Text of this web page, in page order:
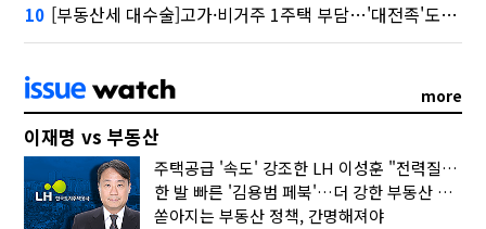
10 [부동산세 대수술]고가·비거주 1주택 부담…'대전족'도 불똥
more
이재명 vs 부동산
주택공급 '속도' 강조한 LH 이성훈 "전력질주해야"
한 발 빠른 '김용범 페북'…더 강한 부동산 규제 나오나
쏟아지는 부동산 정책, 간명해져야